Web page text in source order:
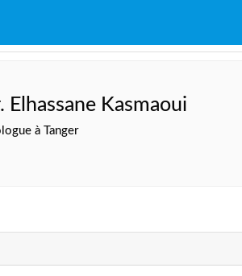
Elhassane Kasmaoui
à Tanger